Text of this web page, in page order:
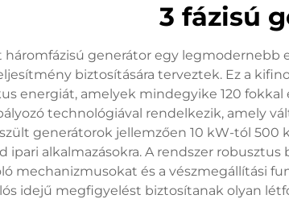
3 fázisú
generátor egy legmodernebb
biztosítására terveztek. Ez a
energiát, amelyek mindegyike 120
technológiával rendelkezik, amely
generátorok jellemzően 10 kW-tól
ipari alkalmazásokra. A rendszer
mechanizmusokat és a vészmegállítási
idejű megfigyelést biztosítanak olyan